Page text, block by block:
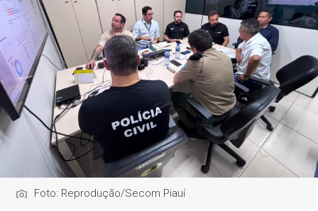
Foto: Reprodução/Secom Piauí